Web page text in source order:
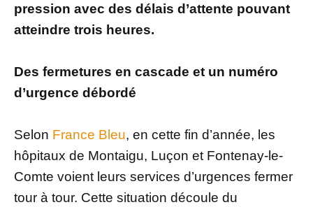
pression avec des délais d’attente pouvant
atteindre trois heures.
Des fermetures en cascade et un numéro
d’urgence débordé
Selon France Bleu, en cette fin d’année, les
hôpitaux de Montaigu, Luçon et Fontenay-le-
Comte voient leurs services d’urgences fermer
tour à tour. Cette situation découle du